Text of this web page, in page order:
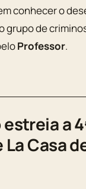
conhecer o
grupo de
Professor.
a
Casa